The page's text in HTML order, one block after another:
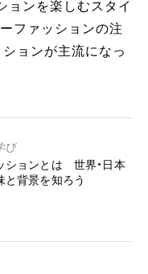
ョンを楽しむスタイ
ファッションの注
ョンが主流になっ
び
ションとは 世界・日本
と背景を知ろう